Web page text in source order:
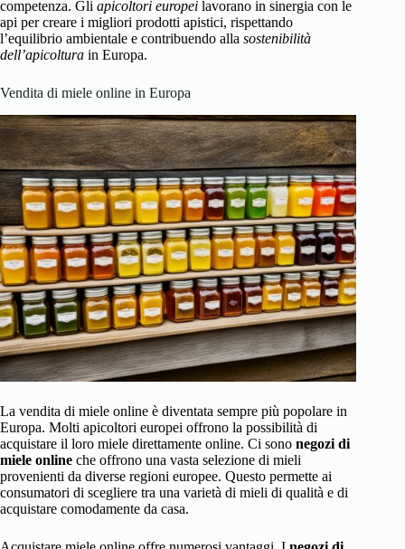
competenza. Gli apicoltori europei lavorano in sinergia con le
api per creare i migliori prodotti apistici, rispettando
l’equilibrio ambientale e contribuendo alla sostenibilità
dell’apicoltura in Europa.
Vendita di miele online in Europa
La vendita di miele online è diventata sempre più popolare in
Europa. Molti apicoltori europei offrono la possibilità di
acquistare il loro miele direttamente online. Ci sono negozi di
miele online che offrono una vasta selezione di mieli
provenienti da diverse regioni europee. Questo permette ai
consumatori di scegliere tra una varietà di mieli di qualità e di
acquistare comodamente da casa.